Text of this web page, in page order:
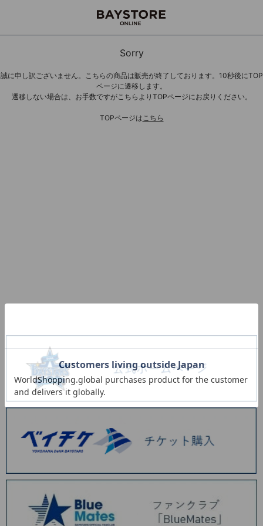
Sorry
誠に申し訳ございません。こちらの商品は販売が終了しております。10秒後にTOP
ページに遷移します。
遷移しない場合は、お手数ですがこちらよりTOPページにお戻りください。
TOPページはこちら